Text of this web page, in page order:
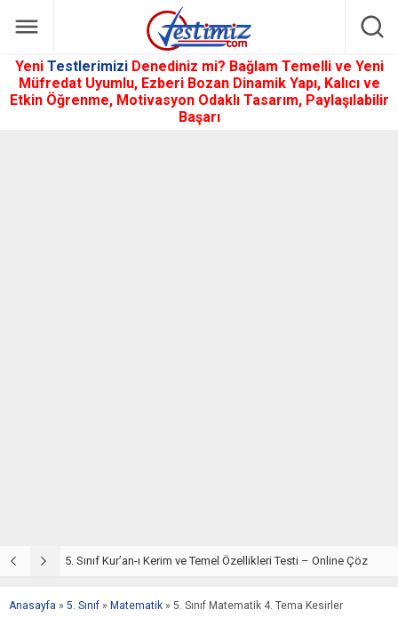
Yeni Testlerimizi Denediniz mi? Bağlam Temelli ve Yeni
Müfredat Uyumlu, Ezberi Bozan Dinamik Yapı, Kalıcı ve
Etkin Öğrenme, Motivasyon Odaklı Tasarım, Paylaşılabilir
Başarı
5. Sınıf Kur’an-ı Kerim ve Temel Özellikleri Testi – Online Çöz
Anasayfa » 5. Sınıf » Matematik » 5. Sınıf Matematik 4. Tema Kesirler